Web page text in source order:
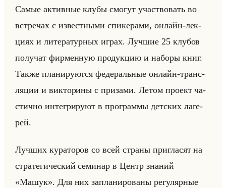
Самые ак­тив­ные клубы смо­гут участ­во­вать во
встре­чах с из­вест­ны­ми спи­ке­ра­ми, он­лайн-лек­
ци­ях и ли­те­ра­тур­ных играх. Луч­шие 25 клу­бов
по­лу­чат фир­мен­ную про­дук­цию и на­бо­ры книг.
Также пла­ни­ру­ют­ся фе­де­ральные он­лайн-транс­
ля­ции и вик­то­ри­ны с при­за­ми. Летом про­ект ча­
стич­но ин­те­гри­ру­ют в про­грам­мы дет­ских ла­ге­
рей.
Луч­ших ку­ра­то­ров со всей стра­ны при­гла­сят на
стра­те­ги­че­ский се­ми­нар в Центр зна­ний
«Машук». Для них за­пла­ни­ро­ва­ны ре­гу­ляр­ные